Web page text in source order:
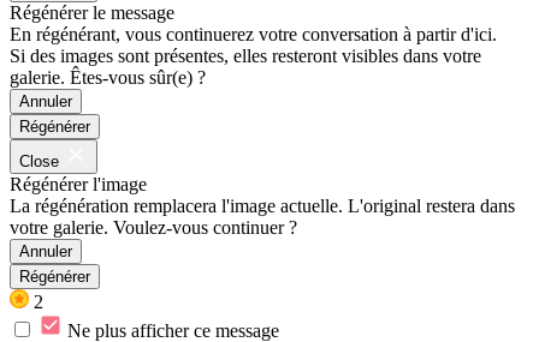
Régénérer le message
En régénérant, vous continuerez votre conversation à partir d'ici.
Si des images sont présentes, elles resteront visibles dans votre
galerie. Êtes-vous sûr(e) ?
Annuler
Régénérer
Close
Régénérer l'image
La régénération remplacera l'image actuelle. L'original restera dans
votre galerie. Voulez-vous continuer ?
Annuler
Régénérer
2
Ne plus afficher ce message